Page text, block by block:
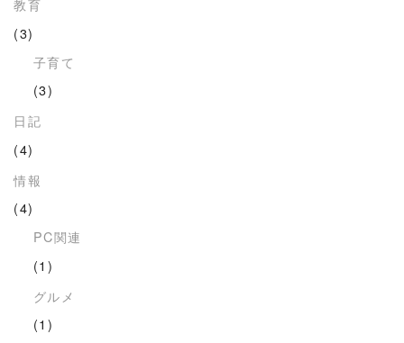
教育
(3)
子育て
(3)
日記
(4)
情報
(4)
PC関連
(1)
グルメ
(1)